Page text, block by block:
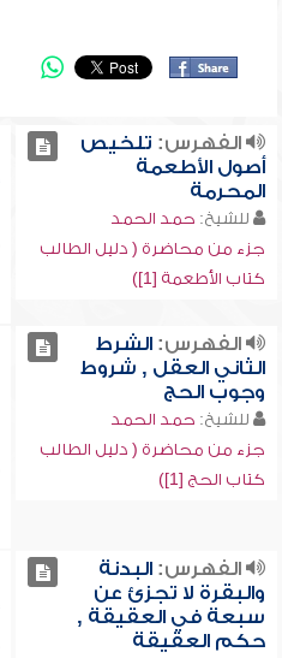
الفهرس: تلخيص
أصول الأطعمة
المحرمة
للشيخ: حمد الحمد
جزء من محاضرة ( دليل الطالب
كتاب الأطعمة [1])
الفهرس:الشرط
الثاني العقل , شروط
وجوب الحج
للشيخ: حمد الحمد
جزء من محاضرة ( دليل الطالب
كتاب الحج [1])
الفهرس:البدنة
والبقرة لا تجزئ عن
سبعة في العقيقة ,
حكم العقيقة